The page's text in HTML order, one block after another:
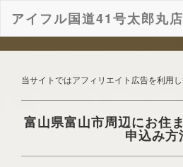
アイフル国道41号太郎丸
当サイトではアフィリエイト広告を利用し
富山県富山市周辺にお住
申込み方